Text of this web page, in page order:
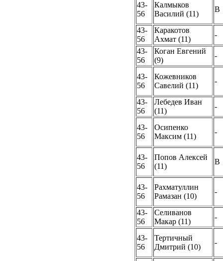
43-
56
Калмыков
Василий (11)
B
43-
56
Каракотов
Ахмат (11)
-
43-
56
Коган Евгений
(9)
-
43-
56
Кожевников
Савелий (11)
-
43-
56
Лебедев Иван
(11)
-
43-
56
Осипенко
Максим (11)
-
43-
56
Попов Алексей
(11)
B
43-
56
Рахматуллин
Рамазан (10)
-
43-
56
Селиванов
Макар (11)
-
43-
56
Тертичный
Дмитрий (10)
-